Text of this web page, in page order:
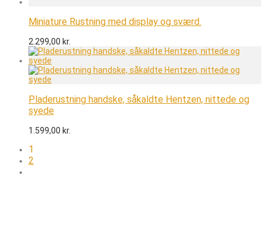
Miniature Rustning med display og sværd.
2.299,00 kr.
Pladerustning handske, såkaldte Hentzen, nittede og
syede
1.599,00 kr.
1
2